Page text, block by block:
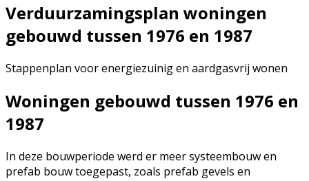
Verduurzamingsplan woningen
gebouwd tussen 1976 en 1987
Stappenplan voor energiezuinig en aardgasvrij wonen
Woningen gebouwd tussen 1976 en
1987
In deze bouwperiode werd er meer systeembouw en
prefab bouw toegepast, zoals prefab gevels en